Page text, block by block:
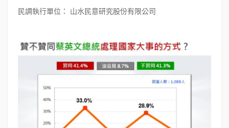
民調執行單位： 山水民意研究股份有限公司